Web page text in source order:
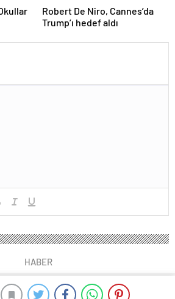
Robert De Niro, Cannes’da
Trump’ı hedef aldı
HABER